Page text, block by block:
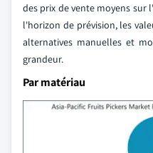
des prix de vente moyens sur
l'horizon de prévision, les
alternatives manuelles et
grandeur.
Par matériau